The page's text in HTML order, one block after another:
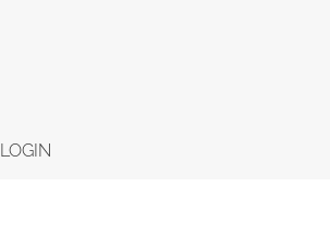
LOGIN